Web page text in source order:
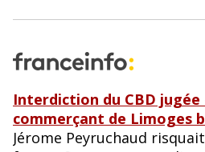
Interdiction du CBD jugée
commerçant de Limoges
Jérome Peyruchaud